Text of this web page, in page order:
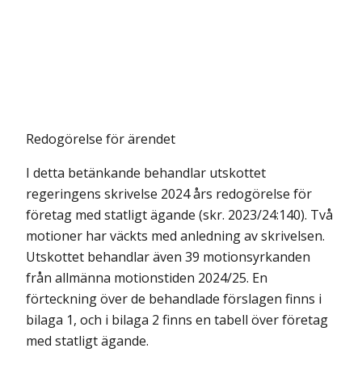
Redogörelse för ärendet
I detta betänkande behandlar utskottet
regeringens skrivelse 2024 års redogörelse för
företag med statligt ägande (skr. 2023/24:140). Två
motioner har väckts med anledning av skrivelsen.
Utskottet behandlar även 39 motions­yrkanden
från allmänna motionstiden 2024/25. En
förteckning över de behandlade förslagen finns i
bilaga 1, och i bilaga 2 finns en tabell över företag
med statligt ägande.